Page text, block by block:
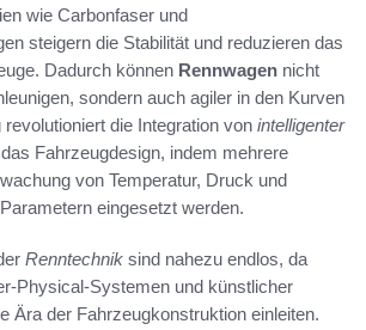
wie Carbonfaser und
steigern die Stabilität und reduzieren das
Dadurch können Rennwagen nicht
sondern auch agiler in den Kurven
die Integration von intelligenter
das Fahrzeugdesign, indem mehrere
von Temperatur, Druck und
eingesetzt werden.
Renntechnik sind nahezu endlos, da
Physical-Systemen und künstlicher
Ära der Fahrzeugkonstruktion einleiten.